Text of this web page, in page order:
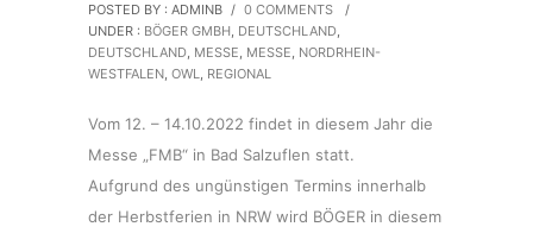
POSTED BY : ADMINB / 0 COMMENTS
/
UNDER : BÖGER GMBH, DEUTSCHLAND,
DEUTSCHLAND, MESSE, MESSE, NORDRHEIN-
WESTFALEN, OWL, REGIONAL
Vom 12. – 14.10.2022 findet in diesem Jahr die
Messe „FMB“ in Bad Salzuflen statt.
Aufgrund des ungünstigen Termins innerhalb
der Herbstferien in NRW wird BÖGER in diesem